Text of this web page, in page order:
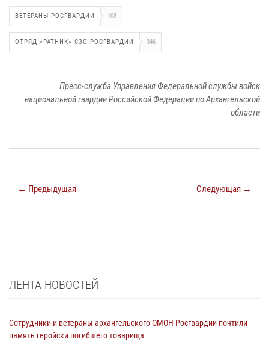
ВЕТЕРАНЫ РОСГВАРДИИ 108
ОТРЯД «РАТНИК» СЗО РОСГВАРДИИ 346
Пресс-служба Управления Федеральной службы войск
национальной гвардии Российской Федерации по Архангельской
области
← Предыдущая Следующая →
ЛЕНТА НОВОСТЕЙ
Сотрудники и ветераны архангельского ОМОН Росгвардии почтили
память геройски погибшего товарища